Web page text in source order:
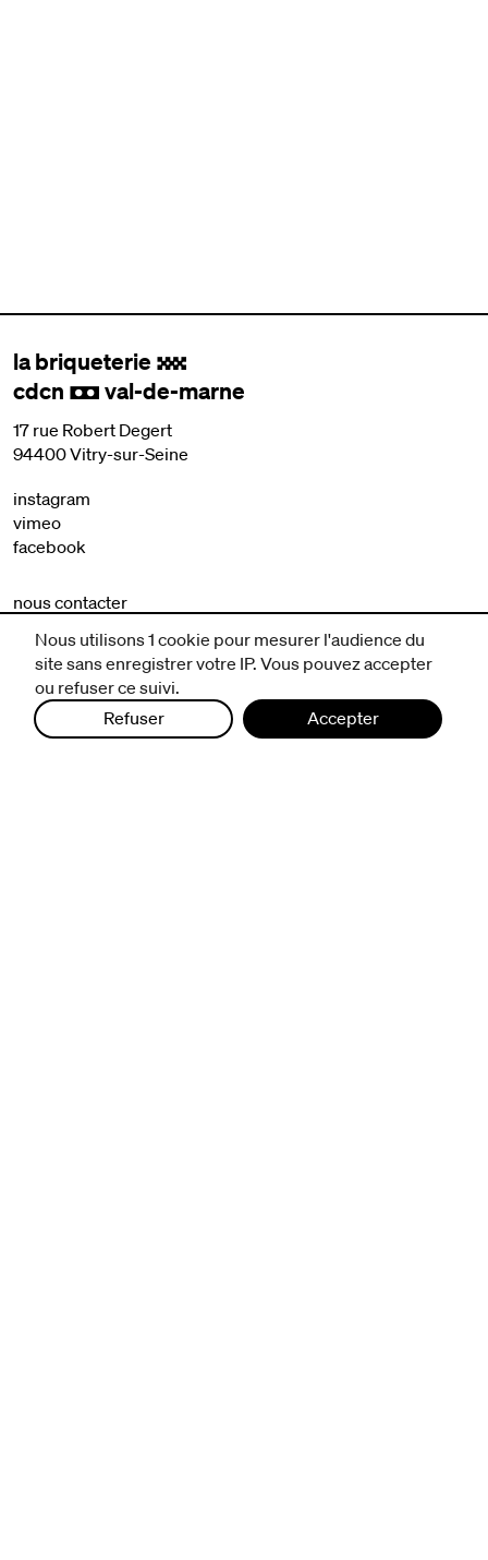
la briqueterie .
cdcn , val-de-marne
17 rue Robert Degert
94400 Vitry-sur-Seine
instagram
vimeo
facebook
nous contacter
politique de protection des données
Nous utilisons 1 cookie pour mesurer l'audience du
site sans enregistrer votre IP. Vous pouvez accepter
ou refuser ce suivi.
Refuser
Accepter